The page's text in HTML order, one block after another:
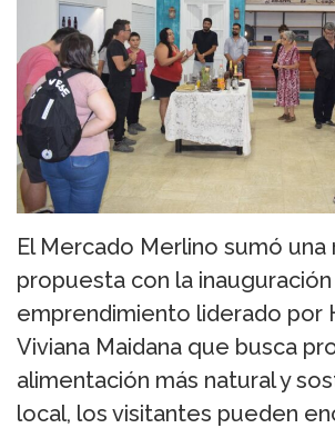
El Mercado Merlino sumó una
propuesta con la
emprendimiento liderado por
Viviana Maidana que busca
alimentación más natural y
local, los visitantes pueden